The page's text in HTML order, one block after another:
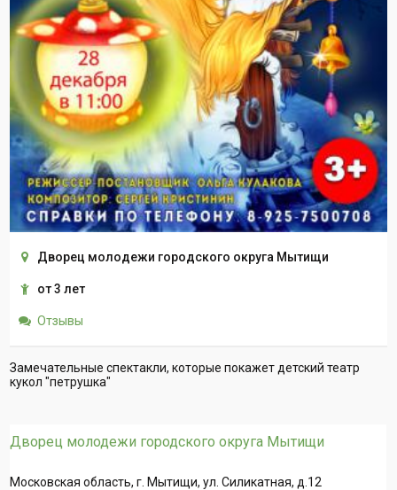
Дворец молодежи городского округа Мытищи
от 3 лет
Отзывы
Замечательные спектакли, которые покажет детский театр
кукол "петрушка"
Дворец молодежи городского округа Мытищи
Московская область, г. Мытищи, ул. Силикатная, д.12